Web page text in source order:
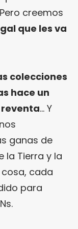
creemos
que les va
colecciones
hace un
… Y
nos
ganas de
la Tierra y la
cada
para